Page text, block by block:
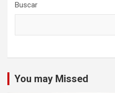
Buscar
You may Missed